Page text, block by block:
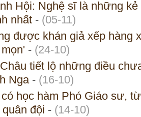
Hội: Nghệ sĩ là những
nhất - (05-11)
được khán giả xếp hàng
- (24-10)
tiết lộ những điều
Nga- (16-10)
học hàm Phó Giáo sư,
đội - (14-10)